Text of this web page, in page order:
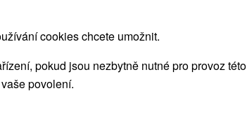
cookies chcete umožnit.
pokud jsou nezbytně nutné pro provoz této
povolení.